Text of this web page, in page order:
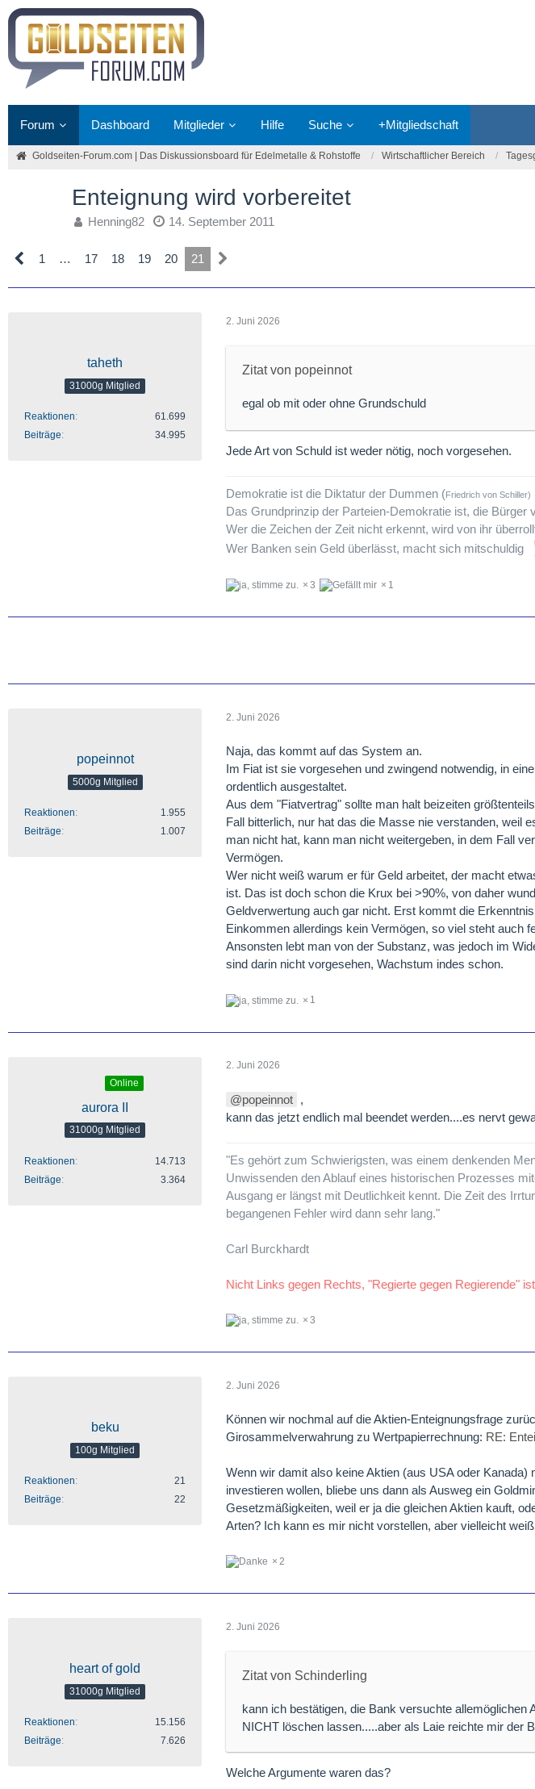
Forum Dashboard Mitglieder Hilfe Suche +Mitgliedschaft
Goldseiten-Forum.com | Das Diskussionsboard für Edelmetalle & Rohstoffe Wirtschaftlicher Bereich
Enteignung wird vorbereitet
Henning82 14. September 2011
1 … 17 18 19 20 21
taheth
31000g Mitglied
Reaktionen
61.699
Beiträge
34.995
2. Juni 2026
Zitat von popeinnot
egal ob mit oder ohne Grundschuld
Jede Art von Schuld ist weder nötig, noch vorgesehen.
Demokratie ist die Diktatur der Dummen (Friedrich von Schiller)
Das Grundprinzip der Parteien-Demokratie ist, die Bürger
Wer die Zeichen der Zeit nicht erkennt, wird von ihr
Wer Banken sein Geld überlässt, macht sich mitschuldig
3 1
popeinnot
5000g Mitglied
Reaktionen
1.955
Beiträge
1.007
2. Juni 2026
Naja, das kommt auf das System an.
Im Fiat ist sie vorgesehen und zwingend notwendig, in
ordentlich ausgestaltet.
Aus dem "Fiatvertrag" sollte man halt beizeiten
Fall bitterlich, nur hat das die Masse nie verstanden, weil
man nicht hat, kann man nicht weitergeben, in dem Fall
Vermögen.
Wer nicht weiß warum er für Geld arbeitet, der macht
ist. Das ist doch schon die Krux bei >90%, von daher
Geldverwertung auch gar nicht. Erst kommt die
Einkommen allerdings kein Vermögen, so viel steht auch
Ansonsten lebt man von der Substanz, was jedoch im
sind darin nicht vorgesehen, Wachstum indes schon.
1
Online
aurora II
31000g Mitglied
Reaktionen
14.713
Beiträge
3.364
2. Juni 2026
popeinnot ,
kann das jetzt endlich mal beendet werden....es nervt
"Es gehört zum Schwierigsten, was einem denkenden
Unwissenden den Ablauf eines historischen Prozesses
Ausgang er längst mit Deutlichkeit kennt. Die Zeit des
begangenen Fehler wird dann sehr lang."
Carl Burckhardt
Nicht Links gegen Rechts, "Regierte gegen Regierende"
3
beku
100g Mitglied
Reaktionen
21
Beiträge
22
2. Juni 2026
Können wir nochmal auf die Aktien-Enteignungsfrage
Girosammelverwahrung zu Wertpapierrechnung: RE:
Wenn wir damit also keine Aktien (aus USA oder
investieren wollen, bliebe uns dann als Ausweg ein
Gesetzmäßigkeiten, weil er ja die gleichen Aktien kauft,
Arten? Ich kann es mir nicht vorstellen, aber vielleicht
2
heart of gold
31000g Mitglied
Reaktionen
15.156
Beiträge
7.626
2. Juni 2026
Zitat von Schinderling
kann ich bestätigen, die Bank versuchte
NICHT löschen lassen.....aber als Laie reichte mir der
Welche Argumente waren das?